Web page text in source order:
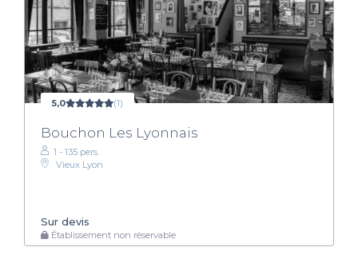
5,0 (1)
Bouchon Les Lyonnais
1 - 135 pers.
Vieux Lyon
Sur devis
Établissement non réservable